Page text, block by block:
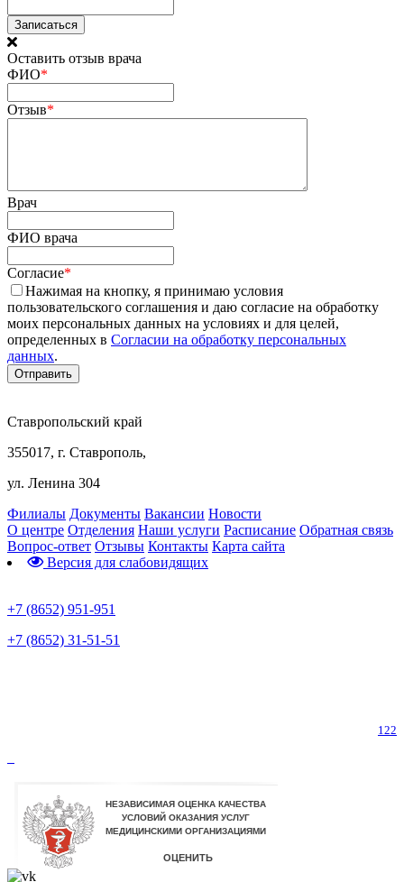
Оставить отзыв врача
ФИО*
Отзыв*
Врач
ФИО врача
Согласие*
Нажимая на кнопку, я принимаю условия
пользовательского соглашения и даю согласие на обработку
моих персональных данных на условиях и для целей,
определенных в Согласии на обработку персональных
данных.
Ставропольский край
355017, г. Ставрополь,
ул. Ленина 304
Филиалы Документы Вакансии Новости
О центре Отделения Наши услуги Расписание Обратная связь
Вопрос-ответ Отзывы Контакты Карта сайта
Версия для слабовидящих
+7 (8652) 951-951
+7 (8652) 31-51-51
122